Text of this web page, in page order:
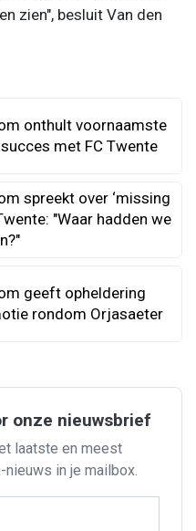
zien", besluit Van den
onthult voornaamste
met FC Twente
spreekt over ‘missing
"Waar hadden we
geeft opheldering
rondom Orjasaeter
onze nieuwsbrief
laatste en meest
in je mailbox.